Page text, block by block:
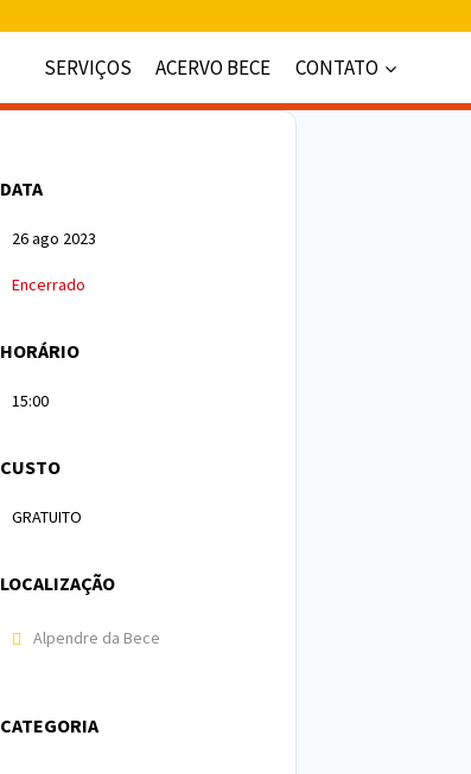
SERVIÇOS
ACERVO BECE CONTATO
DATA
26 ago 2023
Encerrado
HORÁRIO
15:00
CUSTO
GRATUITO
LOCALIZAÇÃO
Alpendre da Bece
CATEGORIA